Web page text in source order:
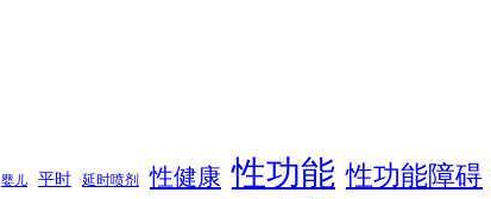
婴儿 平时 延时喷剂 性健康 性功能 性功能障碍